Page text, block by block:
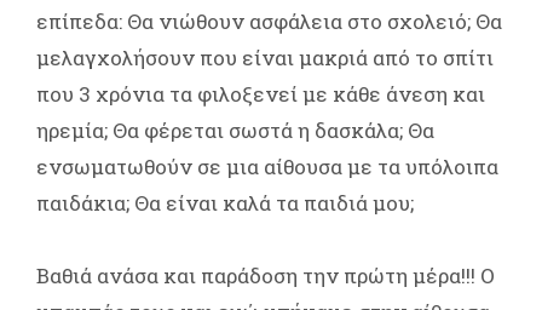
επίπεδα: Θα νιώθουν ασφάλεια στο σχολειό; Θα
μελαγχολήσουν που είναι μακριά από το σπίτι
που 3 χρόνια τα φιλοξενεί με κάθε άνεση και
ηρεμία; Θα φέρεται σωστά η δασκάλα; Θα
ενσωματωθούν σε μια αίθουσα με τα υπόλοιπα
παιδάκια; Θα είναι καλά τα παιδιά μου;
Βαθιά ανάσα και παράδοση την πρώτη μέρα!!! Ο